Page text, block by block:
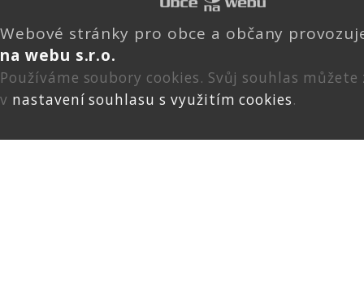
Webové stránky pro obce a občany
na webu s.r.o.
Používáme soubory cookies. Svůj souhlas
v nastavení souhlasu s využitím cookies.